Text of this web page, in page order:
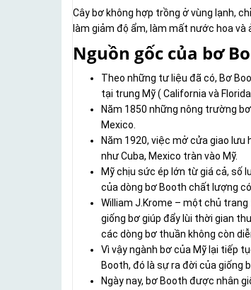
Cây bơ không hợp trồng ở vùng lạnh,
làm giảm độ ẩm, làm mất nước hoa và
Nguồn gốc của bơ
Theo những tư liệu đã có, Bơ
tại trung Mỹ ( California và
Năm 1850 những nông trường
Mexico.
Năm 1920, việc mở cửa giao
như Cuba, Mexico tràn vào Mỹ.
Mỹ chịu sức ép lớn từ giá cả, số
của dòng bơ Booth chất lượng
William J.Krome – một chủ
giống bơ giúp đẩy lùi thời gian
các dòng bơ thuần không còn
Vì vậy ngành bơ của Mỹ lại tiếp
Booth, đó là sự ra đời của giống
Ngày nay, bơ Booth được nhân